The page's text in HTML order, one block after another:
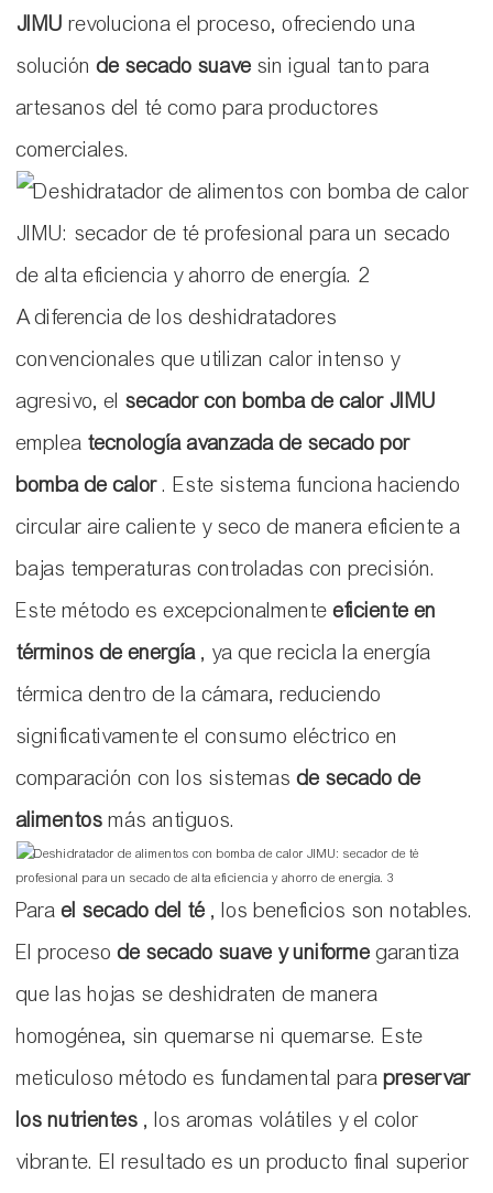
JIMU revoluciona el proceso, ofreciendo una
soluciónde secado suave sin igual tanto para
artesanos del té como para productores
comerciales.
A diferencia de los deshidratadores
convencionales que utilizan calor intenso y
agresivo, el secador con bomba de calor JIMU
emplea tecnología avanzada de secado por
bomba de calor. Este sistema funciona haciendo
circular aire caliente y seco de manera eficiente a
bajas temperaturas controladas con precisión.
Este método es excepcionalmenteeficiente en
términos de energía , ya que recicla la energía
térmica dentro de la cámara, reduciendo
significativamente el consumo eléctrico en
comparación con los sistemasde secado de
alimentos más antiguos.
Parael secado del té , los beneficios son notables.
El procesode secado suave y uniforme garantiza
que las hojas se deshidraten de manera
homogénea, sin quemarse ni quemarse. Este
meticuloso método es fundamental parapreservar
los nutrientes , los aromas volátiles y el color
vibrante. El resultado es un producto final superior